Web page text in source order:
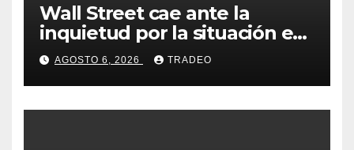
Wall Street cae ante la
inquietud por la situación en
Ormuz
AGOSTO 6, 2026 TRADEO